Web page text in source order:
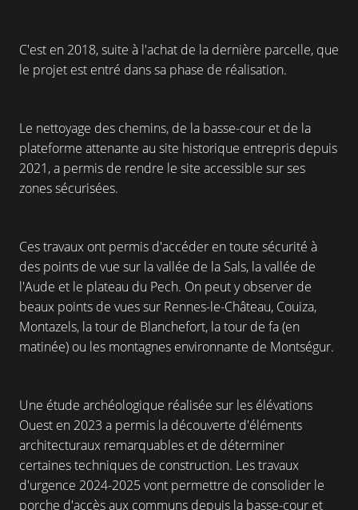
C'est en 2018, suite à l'achat de la dernière parcelle, que
le projet est entré dans sa phase de réalisation.
Le nettoyage des chemins, de la basse-cour et de la
plateforme attenante au site historique entrepris depuis
2021, a permis de rendre le site accessible sur ses
zones sécurisées.
Ces travaux ont permis d'accéder en toute sécurité à
des points de vue sur la vallée de la Sals, la vallée de
l'Aude et le plateau du Pech. On peut y observer de
beaux points de vues sur Rennes-le-Château, Couiza,
Montazels, la tour de Blanchefort, la tour de fa (en
matinée) ou les montagnes environnante de Montségur.
Une étude archéologique réalisée sur les élévations
Ouest en 2023 a permis la découverte d'éléments
architecturaux remarquables et de déterminer
certaines techniques de construction. Les travaux
d'urgence 2024-2025 vont permettre de consolider le
porche d'accès aux communs depuis la basse-cour et